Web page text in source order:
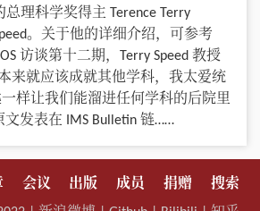
总理科学奖得主 Terence Terry
。关于他的详细介绍，可参考
访谈第十二期，Terry Speed 教授
来就应该成就其他学科，我太爱统
样让我们能溜进任何学科的后院里
文发表在 IMS Bulletin 链……
会议 出版 成员 捐赠
搜索